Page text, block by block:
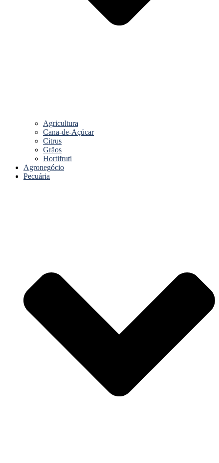
Agricultura
Cana-de-Açúcar
Citrus
Grãos
Hortifruti
Agronegócio
Pecuária